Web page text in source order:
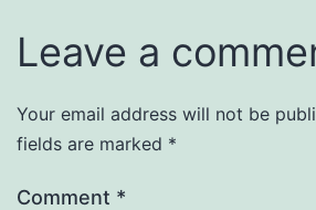
Leave a
Your email address will not be
fields are marked *
Comment *